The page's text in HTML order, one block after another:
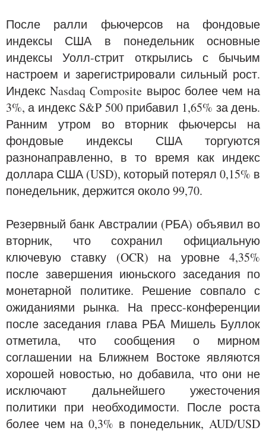
После ралли фьючерсов на фондовые
индексы США в понедельник основные
индексы Уолл-стрит открылись с бычьим
настроем и зарегистрировали сильный рост.
Индекс Nasdaq Composite вырос более чем на
3%, а индекс S&P 500 прибавил 1,65% за день.
Ранним утром во вторник фьючерсы на
фондовые индексы США торгуются
разнонаправленно, в то время как индекс
доллара США (USD), который потерял 0,15% в
понедельник, держится около 99,70.
Резервный банк Австралии (РБА) объявил во
вторник, что сохранил официальную
ключевую ставку (OCR) на уровне 4,35%
после завершения июньского заседания по
монетарной политике. Решение совпало с
ожиданиями рынка. На пресс-конференции
после заседания глава РБА Мишель Буллок
отметила, что сообщения о мирном
соглашении на Ближнем Востоке являются
хорошей новостью, но добавила, что они не
исключают дальнейшего ужесточения
политики при необходимости. После роста
более чем на 0,3% в понедельник, AUD/USD